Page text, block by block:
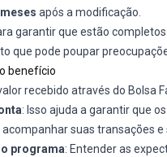
após a modificação.
garantir que estão completos
que pode poupar
benefício
recebido através do Bolsa
: Isso ajuda a garantir que
suas transações e
programa: Entender as